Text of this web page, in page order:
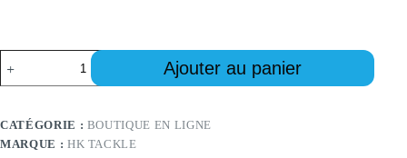
de
Premium
Reels
rods
Combo
Ajouter au panier
CATÉGORIE : BOUTIQUE EN LIGNE
MARQUE : HK TACKLE